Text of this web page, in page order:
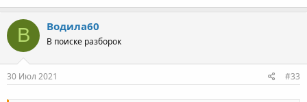
В Водила60
В поиске разборок
30 Июл 2021 #33